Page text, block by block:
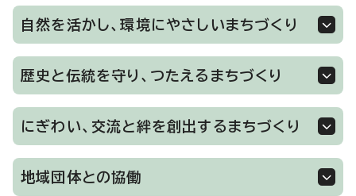
自然を活かし、環境にやさしいまちづくり
歴史と伝統を守り、つたえるまちづくり
にぎわい、交流と絆を創出するまちづくり
地域団体との協働